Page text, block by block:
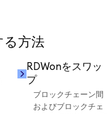
方法
RDWonをスワッ
プ
ブロックチェーン間
およびブロックチェ